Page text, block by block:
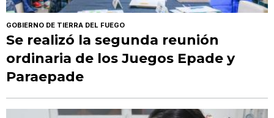
GOBIERNO DE TIERRA DEL FUEGO
Se realizó la segunda reunión
ordinaria de los Juegos Epade y
Paraepade